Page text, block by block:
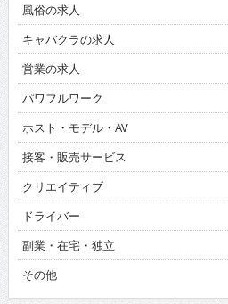
風俗の求人
キャバクラの求人
営業の求人
パワフルワーク
ホスト・モデル・AV
接客・販売サービス
クリエイティブ
ドライバー
副業・在宅・独立
その他